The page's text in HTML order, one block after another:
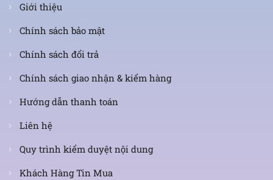
Giới thiệu
Chính sách bảo mật
Chính sách đổi trả
Chính sách giao nhận & kiểm hàng
Hướng dẫn thanh toán
Liên hệ
Quy trình kiểm duyệt nội dung
Khách Hàng Tin Mua